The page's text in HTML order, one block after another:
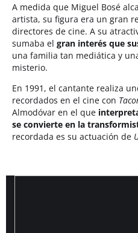
A medida que Miguel Bosé
artista, su figura era un gran
directores de cine. A su
sumaba el gran interés que
una familia tan mediática y
misterio.
En 1991, el cantante realiza
recordados en el cine con
Almodóvar en el que
se convierte en la
recordada es su actuación de